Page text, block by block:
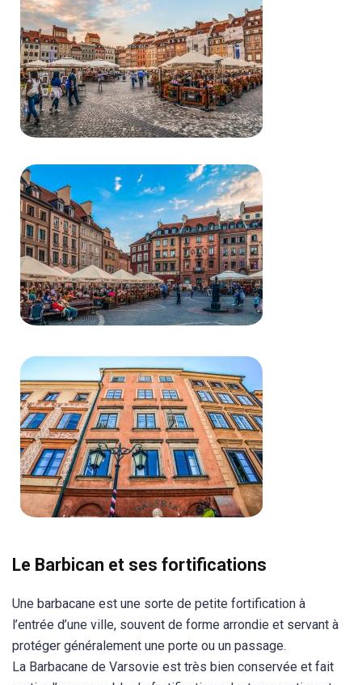
Le Barbican et ses fortifications
Une barbacane est une sorte de petite fortification à
l’entrée d’une ville, souvent de forme arrondie et servant à
protéger généralement une porte ou un passage.
La Barbacane de Varsovie est très bien conservée et fait